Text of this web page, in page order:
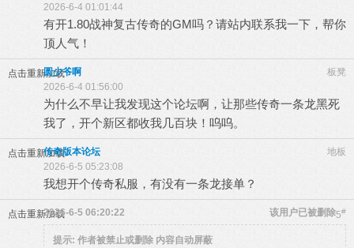
2026-6-4 01:01:44
有开1.80战神复古传奇的GM吗？请站内联系我一下，帮你
顶人气！
点击重新加载 板凳
圆少爷啊
2026-6-4 01:56:00
为什么不早让我发现这个论坛啊，让那些传奇一条龙黑死
我了，开个新区都收我几百块！呜呜。
点击重新加载 地板
传奇版本论坛
2026-6-5 05:23:08
我想开个传奇私服，有没有一条龙接单？
点击重新加载 5#
该用户已被删除
2026-6-5 06:20:22
提示: 作者被禁止或删除 内容自动屏蔽